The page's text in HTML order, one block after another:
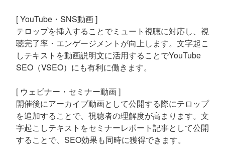
[ YouTube・SNS動画 ]
テロップを挿入することでミュート視聴に対応し、視
聴完了率・エンゲージメントが向上します。文字起こ
しテキストを動画説明文に活用することでYouTube
SEO（VSEO）にも有利に働きます。
[ ウェビナー・セミナー動画 ]
開催後にアーカイブ動画として公開する際にテロップ
を追加することで、視聴者の理解度が高まります。文
字起こしテキストをセミナーレポート記事として公開
することで、SEO効果も同時に獲得できます。